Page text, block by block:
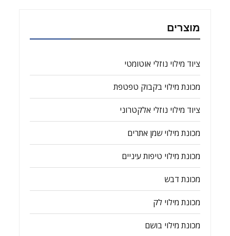
מוצרים
ציוד מילוי נוזלי אוטומטי
מכונת מילוי בקבוק טפטפת
ציוד מילוי נוזלי אלקטרוני
מכונת מילוי שמן אתרים
מכונת מילוי טיפות עיניים
מכונת דבש
מכונת מילוי לק
מכונת מילוי בושם